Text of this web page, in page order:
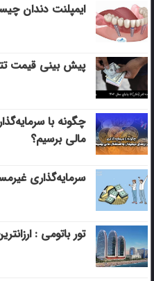
ایمپلنت دندان
پیش بینی قیمت تتر
چگونه با
مالی برسیم؟
سرمایه‌گذاری
تور باتومی :